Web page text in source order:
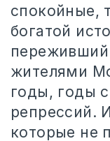
спокойные,
богатой
жителями
годы, годы
репрессий.
которые не